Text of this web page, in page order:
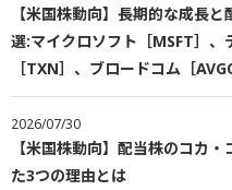
【米国株動向】長期的な成長
選:マイクロソフト［MSFT］
［TXN］、ブロードコム［
2026/07/30
【米国株動向】配当株のコカ
た3つの理由とは